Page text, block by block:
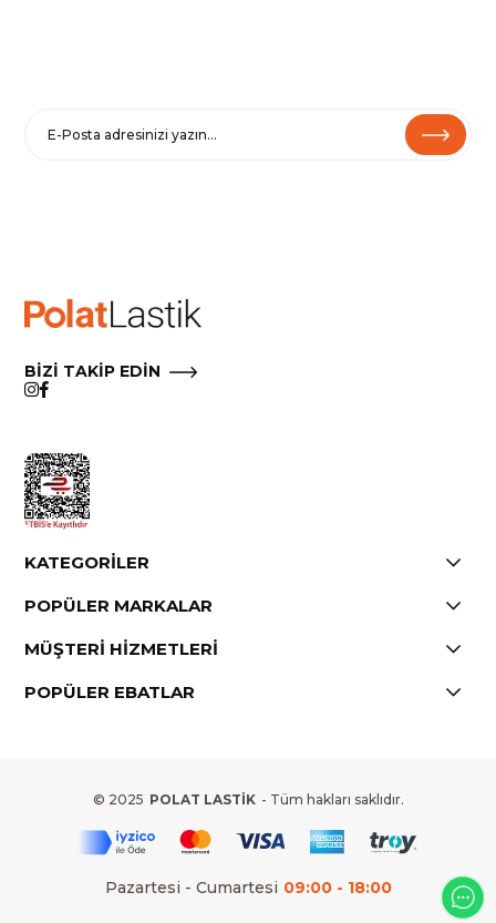
BİZİ TAKİP EDİN
KATEGORİLER
POPÜLER MARKALAR
MÜŞTERİ HİZMETLERİ
POPÜLER EBATLAR
© 2025 POLAT LASTİK - Tüm hakları saklıdır.
Pazartesi - Cumartesi 09:00 - 18:00